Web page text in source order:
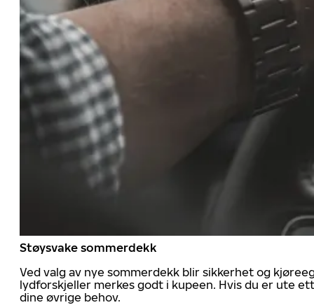
Støysvake sommerdekk
Ved valg av nye sommerdekk blir sikkerhet og
lydforskjeller merkes godt i kupeen. Hvis du er ute
dine øvrige behov.